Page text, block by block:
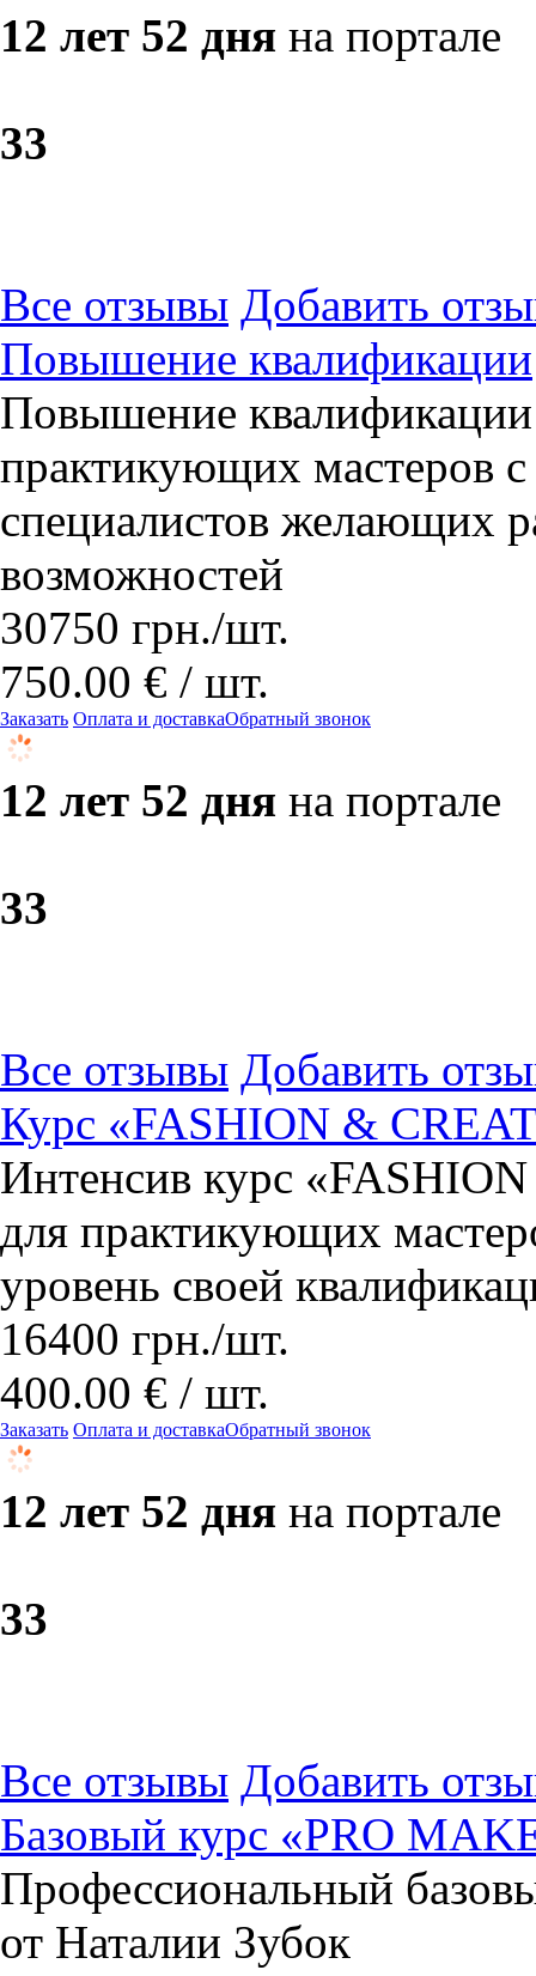
12 лет 52 дня на портале
33
Все отзывы Добавить
Повышение квалификации
Повышение
практикующих мастеров
специалистов желающих
возможностей
30750 грн./шт.
750.00 € / шт.
Заказать Оплата и доставкаОбратный звонок
12 лет 52 дня на портале
33
Все отзывы Добавить
Курс «FASHION &
Интенсив курс
для практикующих
уровень своей
16400 грн./шт.
400.00 € / шт.
Заказать Оплата и доставкаОбратный звонок
12 лет 52 дня на портале
33
Все отзывы Добавить
Базовый курс «PRO
Профессиональный
от Наталии Зубок